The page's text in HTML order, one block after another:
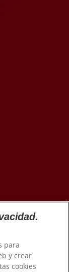
para
y crear
cookies